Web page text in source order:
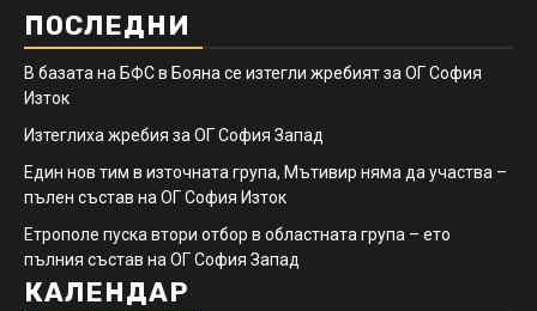
ПОСЛЕДНИ
В базата на БФС в Бояна се изтегли жребият за ОГ София
Изток
Изтеглиха жребия за ОГ София Запад
Един нов тим в източната група, Мътивир няма да участва –
пълен състав на ОГ София Изток
Етрополе пуска втори отбор в областната група – ето
пълния състав на ОГ София Запад
КАЛЕНДАР